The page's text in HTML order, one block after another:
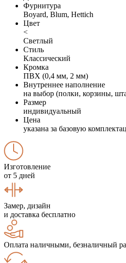
Фурнитура
Boyard, Blum, Hettich
Цвет
<
Светлый
Стиль
Классический
Кромка
ПВХ (0,4 мм, 2 мм)
Внутреннее наполнение
на выбор (полки, корзины,
Размер
индивидуальный
Цена
указана за базовую
Изготовление
от 5 дней
Замер, дизайн
и доставка бесплатно
Оплата наличными, безналичный